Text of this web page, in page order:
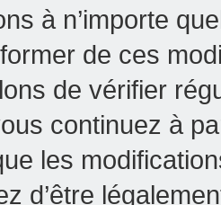
à n’importe
de ces
de vérifier
continuez à
les
d’être